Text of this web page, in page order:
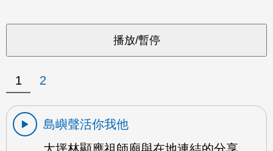
1 2
島嶼聲活你我他